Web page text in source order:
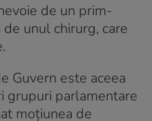
de un prim-
unul chirurg, care
Guvern este aceea
grupuri parlamentare
moţiunea de